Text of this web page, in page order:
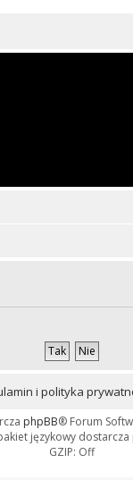
i polityka
phpBB® Forum
językowy dostarcza
GZIP: Off